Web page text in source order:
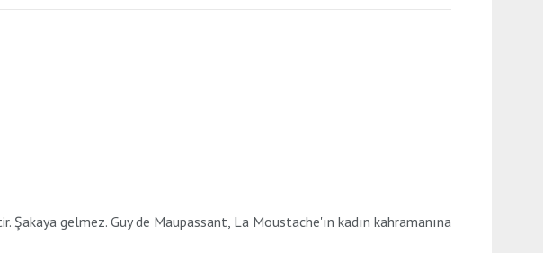
Şakaya gelmez. Guy de Maupassant, La Moustache'ın kadın kahramanına